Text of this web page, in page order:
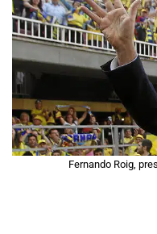
Fernando Roig,